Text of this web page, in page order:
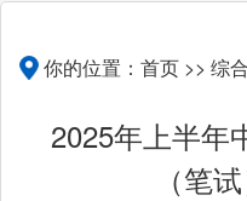
你的位置： 首页 >> 综
2025年上半年
（笔